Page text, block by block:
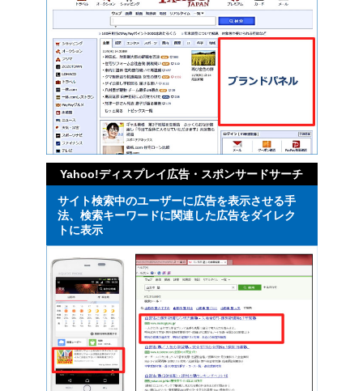
Yahoo!ディスプレイ広告・スポンサードサーチ
サイト検索中のユーザーに広告を表示させる手
法、検索キーワードに関連した広告をダイレク
トに表示